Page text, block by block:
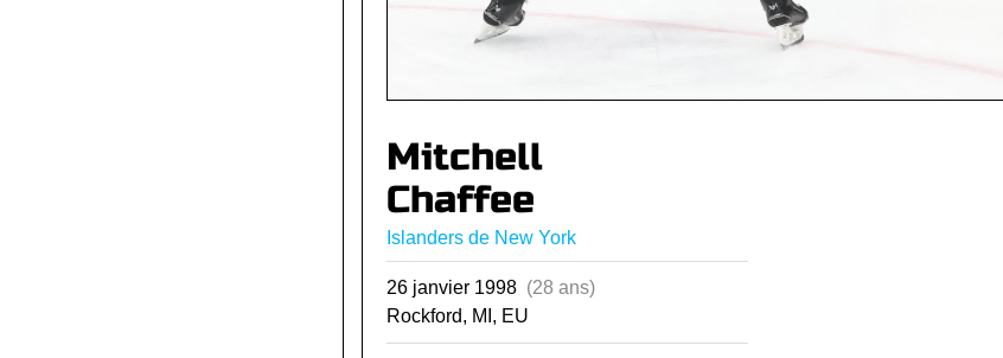
Mitchell
Chaffee
Islanders de New York
26 janvier 1998 (28 ans)
Rockford, MI, EU